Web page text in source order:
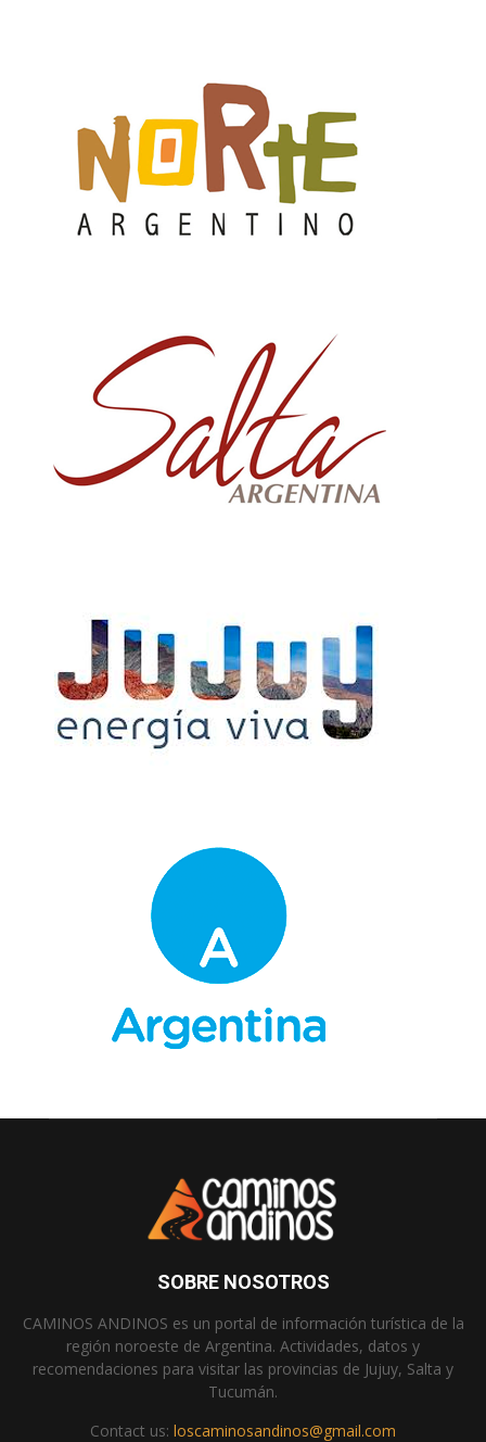
SOBRE NOSOTROS
CAMINOS ANDINOS es un portal de información turística de la
región noroeste de Argentina. Actividades, datos y
recomendaciones para visitar las provincias de Jujuy, Salta y
Tucumán.
Contact us: loscaminosandinos@gmail.com